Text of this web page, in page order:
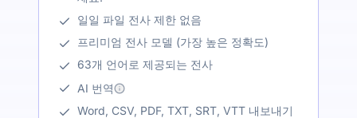
일일 파일 전사 제한 없음
프리미엄 전사 모델 (가장 높은 정확도)
63개 언어로 제공되는 전사
AI 번역
Word, CSV, PDF, TXT, SRT, VTT 내보내기